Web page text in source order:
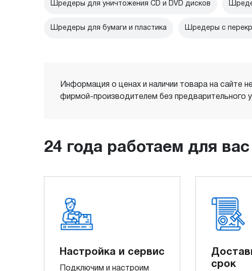
Шредеры для уничтожения CD и DVD дисков
Шредеры для бумаги и пластика Шредеры с
Информация о ценах и наличии товара на сайте
фирмой-производителем без предварительного
24 года работаем для вас
Настройка и сервис
Подключим и настроим
срок